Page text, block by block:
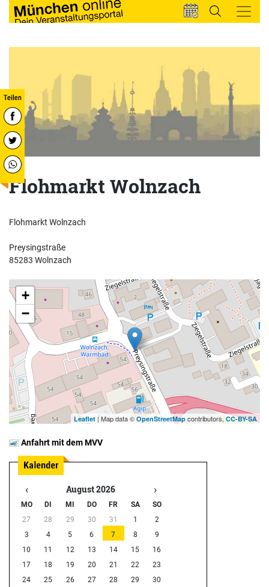
Flohmarkt Wolnzach
Flohmarkt Wolnzach
Preysingstraße
85283 Wolnzach
+
−
Leaflet | Map data © OpenStreetMap contributors, CC-BY-SA
Anfahrt mit dem MVV
‹ August 2026 ›
MO DI MI DO FR SA
SO
27
28 29 30 31 1
2
3
4 5 6 7 8
9
10
11 12 13 14 15
16
17
18 19 20 21 22
23
24
25 26 27 28 29
30